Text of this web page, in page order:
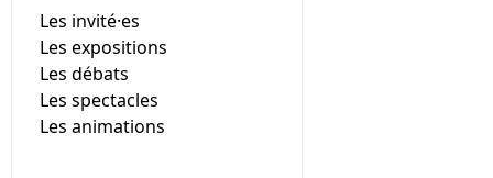
Les invité·es
Les expositions
Les débats
Les spectacles
Les animations